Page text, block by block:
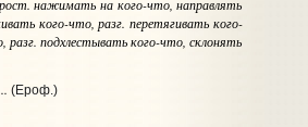
нажиматьна кого-что, направлять
кого-что,разг. перетягивать кого-
, разг. подхлестыватького-что, склонять
(Ероф.)